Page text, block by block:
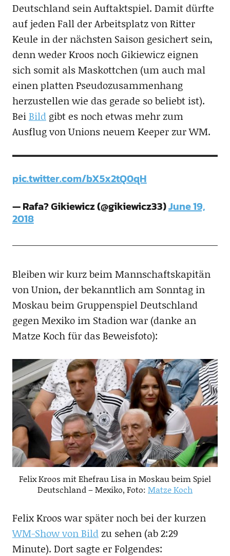
Deutschland sein Auftaktspiel. Damit dürfte
auf jeden Fall der Arbeitsplatz von Ritter
Keule in der nächsten Saison gesichert sein,
denn weder Kroos noch Gikiewicz eignen
sich somit als Maskottchen (um auch mal
einen platten Pseudozusammenhang
herzustellen wie das gerade so beliebt ist).
BeiBildgibt es noch etwas mehr zum
Ausflug von Unions neuem Keeper zur WM.
pic.twitter.com/bX5x2tQ0qH
— Rafa? Gikiewicz (@gikiewicz33)June 19,
2018
Bleiben wir kurz beim Mannschaftskapitän
von Union, der bekanntlich am Sonntag in
Moskau beim Gruppenspiel Deutschland
gegen Mexiko im Stadion war (danke an
Matze Koch für das Beweisfoto):
Felix Kroos mit Ehefrau Lisa in Moskau beim Spiel
Deutschland – Mexiko, Foto: Matze Koch
Felix Kroos war später noch bei der kurzen
WM-Show von Bildzu sehen (ab 2:29
Minute). Dort sagte er Folgendes: